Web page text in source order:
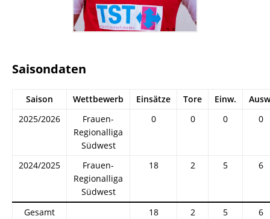
Saisondaten
Saison Wettbewerb Einsätze Tore Einw.
2025/2026
Frauen-
Regionalliga
Südwest
0 0 0 0
2024/2025
Frauen-
Regionalliga
Südwest
18 2 5 6
Gesamt 18 2 5 6